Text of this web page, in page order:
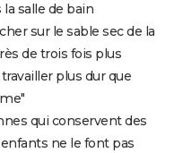
salle de bain
sur le sable sec de la
de trois fois plus
plus dur que
qui conservent des
ne le font pas